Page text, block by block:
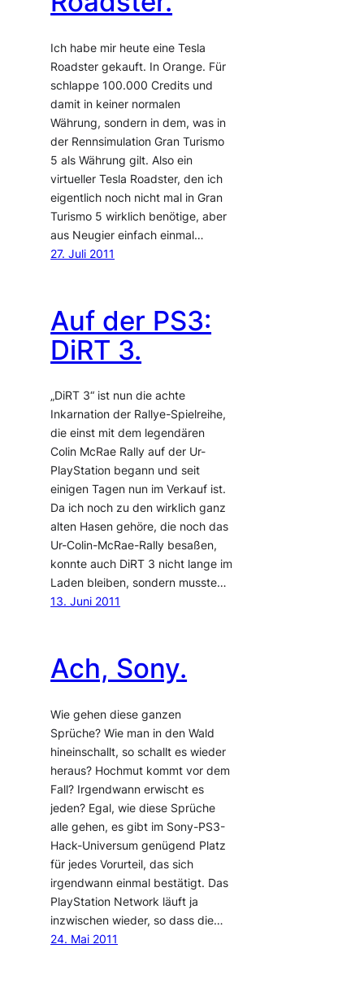
Ich habe mir heute eine Tesla
Roadster gekauft. In Orange. Für
schlappe 100.000 Credits und
damit in keiner normalen
Währung, sondern in dem, was in
der Rennsimulation Gran Turismo
5 als Währung gilt. Also ein
virtueller Tesla Roadster, den ich
eigentlich noch nicht mal in Gran
Turismo 5 wirklich benötige, aber
aus Neugier einfach einmal…
27. Juli 2011
Auf der PS3:
DiRT 3.
„DiRT 3“ ist nun die achte
Inkarnation der Rallye-Spielreihe,
die einst mit dem legendären
Colin McRae Rally auf der Ur-
PlayStation begann und seit
einigen Tagen nun im Verkauf ist.
Da ich noch zu den wirklich ganz
alten Hasen gehöre, die noch das
Ur-Colin-McRae-Rally besaßen,
konnte auch DiRT 3 nicht lange im
Laden bleiben, sondern musste…
13. Juni 2011
Ach, Sony.
Wie gehen diese ganzen
Sprüche? Wie man in den Wald
hineinschallt, so schallt es wieder
heraus? Hochmut kommt vor dem
Fall? Irgendwann erwischt es
jeden? Egal, wie diese Sprüche
alle gehen, es gibt im Sony-PS3-
Hack-Universum genügend Platz
für jedes Vorurteil, das sich
irgendwann einmal bestätigt. Das
PlayStation Network läuft ja
inzwischen wieder, so dass die…
24. Mai 2011